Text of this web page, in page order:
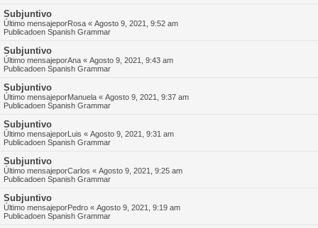
Subjuntivo
Último mensajeporRosa « Agosto 9, 2021, 9:52 am
Publicadoen Spanish Grammar
Subjuntivo
Último mensajeporAna « Agosto 9, 2021, 9:43 am
Publicadoen Spanish Grammar
Subjuntivo
Último mensajeporManuela « Agosto 9, 2021, 9:37 am
Publicadoen Spanish Grammar
Subjuntivo
Último mensajeporLuis « Agosto 9, 2021, 9:31 am
Publicadoen Spanish Grammar
Subjuntivo
Último mensajeporCarlos « Agosto 9, 2021, 9:25 am
Publicadoen Spanish Grammar
Subjuntivo
Último mensajeporPedro « Agosto 9, 2021, 9:19 am
Publicadoen Spanish Grammar